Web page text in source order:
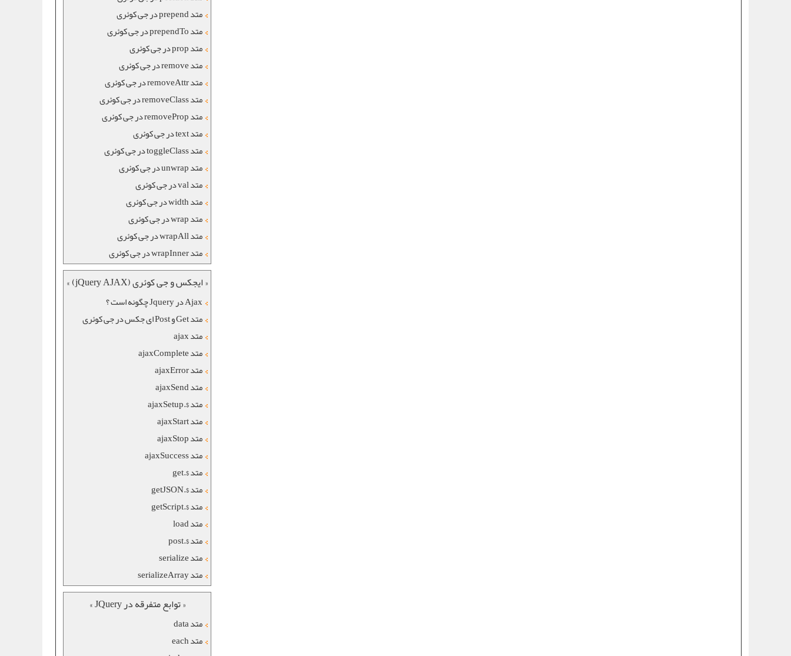
متد prepend در جی کوئری
متد prependTo در جی کوئری
متد prop در جی کوئری
متد remove در جی کوئری
متد removeAttr در جی کوئری
متد removeClass در جی کوئری
متد removeProp در جی کوئری
متد text در جی کوئری
متد toggleClass در جی کوئری
متد unwrap در جی کوئری
متد val در جی کوئری
متد width در جی کوئری
متد wrap در جی کوئری
متد wrapAll در جی کوئری
متد wrapInner در جی کوئری
« ایجکس و جی کوئری (jQuery AJAX) »
Ajax در Jquery چگونه است ؟
متد Get و Post ای جکس در جی کوئری
متد ajax
متد ajaxComplete
متد ajaxError
متد ajaxSend
متد $.ajaxSetup
متد ajaxStart
متد ajaxStop
متد ajaxSuccess
متد $.get
متد $.getJSON
متد $.getScript
متد load
متد $.post
متد serialize
متد serializeArray
« توابع متفرقه در JQuery »
متد data
متد each